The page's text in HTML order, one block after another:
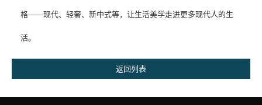
格——现代、轻奢、新中式等，让生活美学走进更多现代人的生
活。
返回列表